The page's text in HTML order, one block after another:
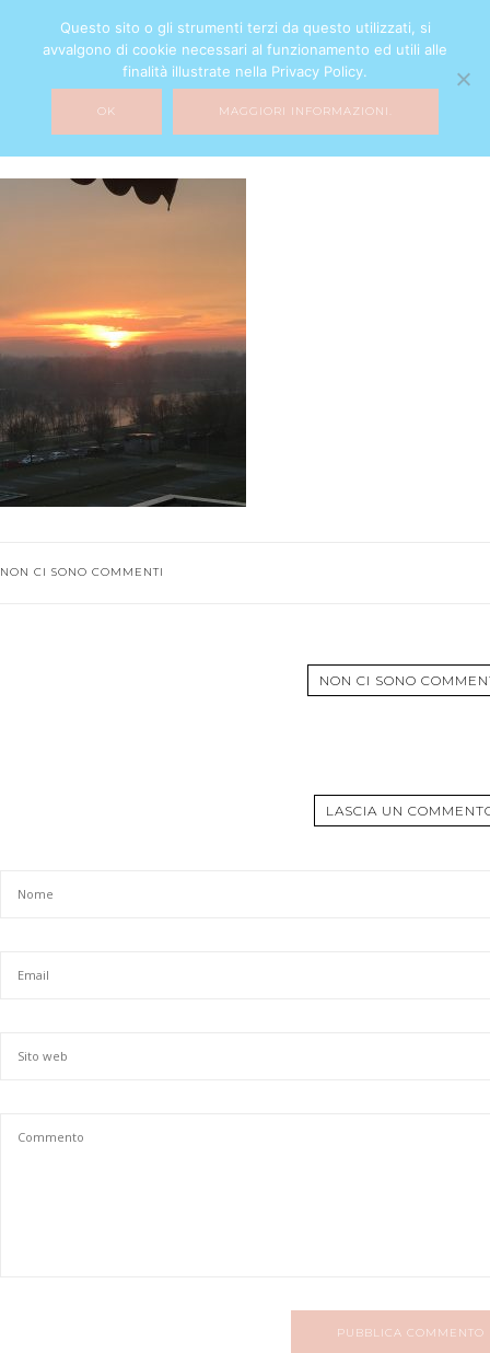
img_0004-1
13 FEBBRAIO 2017
NON CI SONO COMMENTI
NON CI SONO
LASCIA UN
PUBBLICA COMMENTO
Questo sito o gli strumenti terzi da questo utilizzati, si
avvalgono di cookie necessari al funzionamento ed utili alle
finalità illustrate nella Privacy Policy.
OK MAGGIORI INFORMAZIONI.